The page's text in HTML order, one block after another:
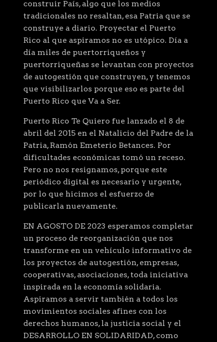
construir País, algo que los medios
tradicionales no resaltan, esa Patria que se
construye a diario. Proyectar el Puerto
Rico al que aspiramos no es utópico. Día a
día miles de puertorriqueños y
puertorriqueñas se levantan con proyectos
de autogestión que construyen, y tenemos
que visibilizarlos porque eso es parte del
Puerto Rico que Va a Ser.
Puerto Rico Te Quiero fue lanzado el 8 de
abril del 2015 en el Natalicio del Padre de la
Patria, Ramón Emeterio Betances. Por
dificultades económicas tomó un receso.
Pero no nos resignamos, porque este
periódico digital es necesario y urgente,
por lo que hicimos el esfuerzo de
publicarla nuevamente.
EN AGOSTO DE 2023 esperamos completar
un proceso de reorganización que nos
transforme en un vehículo informativo de
los proyectos de autogestión, empresas,
cooperativas, asociaciones, toda iniciativa
inspirada en la economía solidaria.
Aspiramos a servir también a todos los
movimientos sociales afines con los
derechos humanos, la justicia social y el
DESARROLLO EN SOLIDARIDAD, como